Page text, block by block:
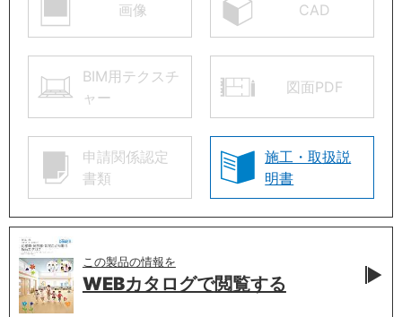
画像 CAD
BIM用テクスチ
ャー
図面PDF
申請関係認定
書類
施工・取扱説
明書
この製品の情報を
WEBカタログで閲覧する